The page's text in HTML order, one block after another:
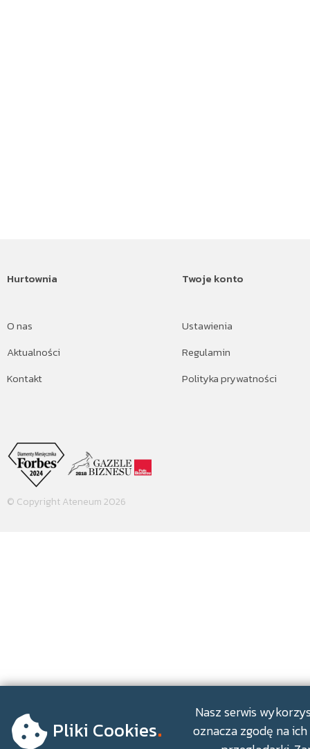
Hurtownia
O nas
Aktualności
Kontakt
Twoje konto
Ustawienia
Regulamin
Polityka prywatności
© Copyright Ateneum 2026
Pliki Cookies.
Nasz serwis
oznacza zgodę na